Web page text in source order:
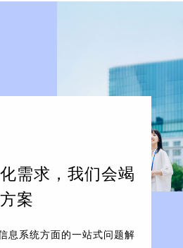
需求， 我们会竭
案
息系统方面的一站式问题解